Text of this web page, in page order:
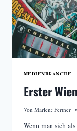
MEDIENBRANCHE
Erster
Von Marlene Fertner
Wenn man sich